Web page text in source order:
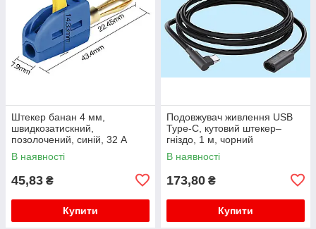
Штекер банан 4 мм,
швидкозатискний,
позолочений, синій, 32 А
В наявності
45,83 ₴
Купити
Подовжувач живлення USB
Type-C, кутовий штекер–
гніздо, 1 м, чорний
В наявності
173,80 ₴
Купити